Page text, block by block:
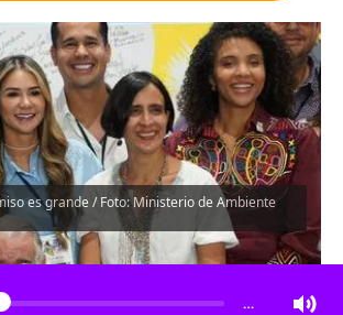
es grande / Foto: Ministerio de Ambiente
Escucha el artículo
…